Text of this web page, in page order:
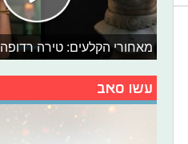
מאחורי הקלעים: טירה רדופה
עשו סאב